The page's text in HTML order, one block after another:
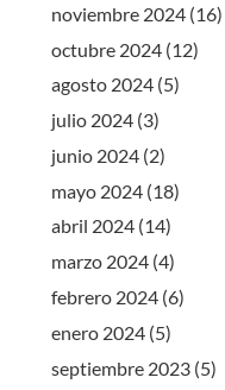
noviembre 2024 (16)
octubre 2024 (12)
agosto 2024 (5)
julio 2024 (3)
junio 2024 (2)
mayo 2024 (18)
abril 2024 (14)
marzo 2024 (4)
febrero 2024 (6)
enero 2024 (5)
septiembre 2023 (5)